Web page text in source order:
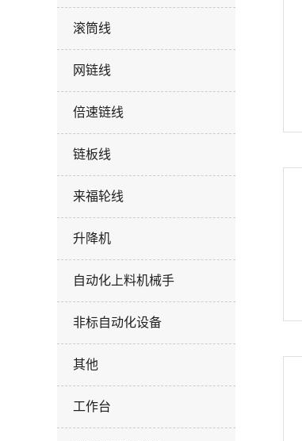
滚筒线
网链线
倍速链线
链板线
来福轮线
升降机
自动化上料机械手
非标自动化设备
其他
工作台